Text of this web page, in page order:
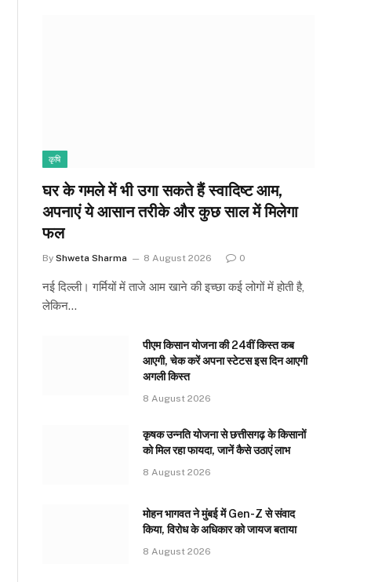
कृषि
घर के गमले में भी उगा सकते हैं स्वादिष्ट आम,
अपनाएं ये आसान तरीके और कुछ साल में मिलेगा
फल
By Shweta Sharma 8 August 2026 0
नई दिल्ली। गर्मियों में ताजे आम खाने की इच्छा कई लोगों में होती है,
लेकिन…
पीएम किसान योजना की 24वीं किस्त कब
आएगी, चेक करें अपना स्टेटस इस दिन आएगी
अगली किस्त
8 August 2026
कृषक उन्नति योजना से छत्तीसगढ़ के किसानों
को मिल रहा फायदा, जानें कैसे उठाएं लाभ
8 August 2026
मोहन भागवत ने मुंबई में Gen-Z से संवाद
किया, विरोध के अधिकार को जायज बताया
8 August 2026